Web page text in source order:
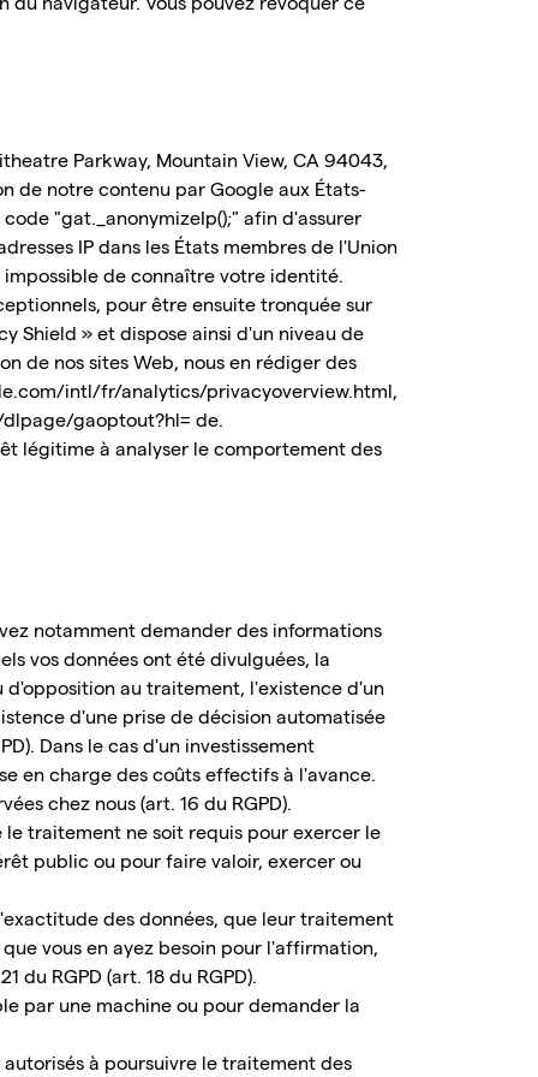
Parkway, Mountain View, CA 94043,
de notre contenu par Google aux États-
"gat._anonymizeIp();" afin d'assurer
IP dans les États membres de l'Union
de connaître votre identité.
pour être ensuite tronquée sur
Shield » et dispose ainsi d'un niveau de
de nos sites Web, nous en rédiger des
intl/fr/analytics/privacyoverview.html,
gaoptout?hl= de.
légitime à analyser le comportement des
notamment demander des informations
vos données ont été divulguées, la
au traitement, l'existence d'un
d'une prise de décision automatisée
Dans le cas d'un investissement
en charge des coûts effectifs à l'avance.
chez nous (art. 16 du RGPD).
le traitement ne soit requis pour exercer le
public ou pour faire valoir, exercer ou
des données, que leur traitement
vous en ayez besoin pour l'affirmation,
RGPD (art. 18 du RGPD).
par une machine ou pour demander la
à poursuivre le traitement des